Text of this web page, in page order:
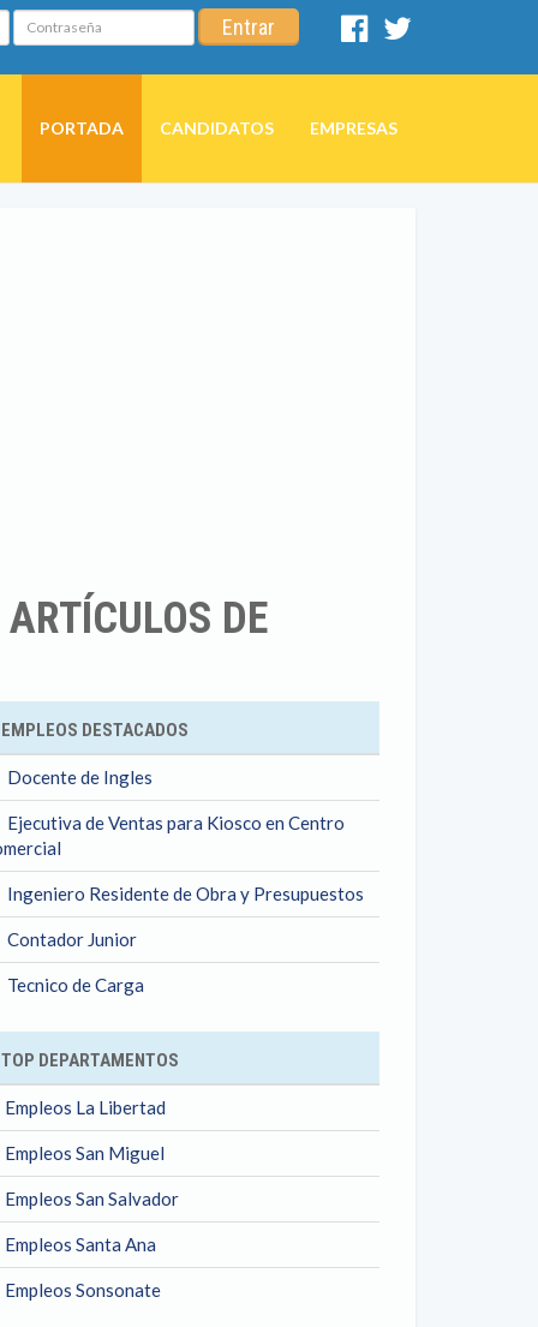
Contraseña Entrar
Facebook
PORTADA CANDIDATOS EMPRESAS
DE
EMPLEOS DESTACADOS
Docente de Ingles
Ejecutiva de Ventas para Kiosco en Centro
Ingeniero Residente de Obra y Presupuestos
Contador Junior
Tecnico de Carga
TOP DEPARTAMENTOS
Empleos La Libertad
Empleos San Miguel
Empleos San Salvador
Empleos Santa Ana
Empleos Sonsonate